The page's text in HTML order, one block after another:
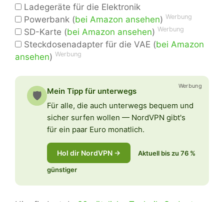
Ladegeräte für die Elektronik
Powerbank (bei Amazon ansehen) Werbung
SD-Karte (bei Amazon ansehen) Werbung
Steckdosenadapter für die VAE (bei Amazon
ansehen) Werbung
Werbung
🛡️
Mein Tipp für unterwegs
Für alle, die auch unterwegs bequem und
sicher surfen wollen — NordVPN gibt's
für ein paar Euro monatlich.
Hol dir NordVPN → Aktuell bis zu 76 %
günstiger